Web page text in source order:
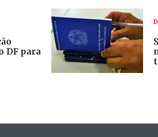
DF para